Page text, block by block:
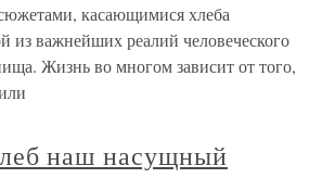
касающимися хлеба
из важнейших реалий человеческого
Жизнь во многом зависит от того,
наш насущный